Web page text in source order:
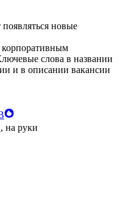
новые
слова в названии
и в описании вакансии
на руки